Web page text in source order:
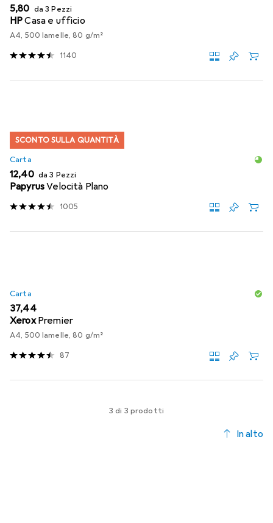
EUR
5,80 da 3 Pezzi
HPCasa e ufficio
A4, 500 lamelle, 80 g/m²
1140
SCONTO SULLA QUANTITÀ
Carta
EUR
12,40 da 3 Pezzi
PapyrusVelocità Plano
1005
Carta
EUR
37,44
Xerox Premier
A4, 500 lamelle, 80 g/m²
87
3 di 3 prodotti
In alto